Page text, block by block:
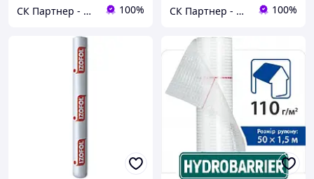
СК Партнер - Магазин покрівельних і фасадних матеріалів 100% СК Партнер - Магазин покрівельних і фасадних матеріалів 100%